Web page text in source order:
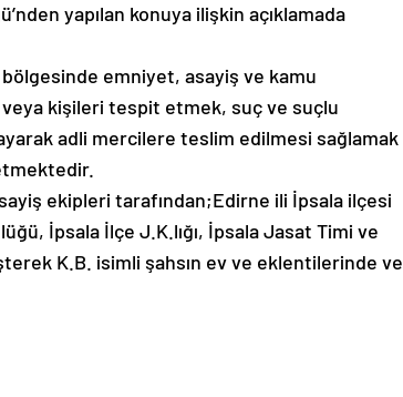
yapılan konuya ilişkin açıklamada
bölgesinde emniyet, asayiş ve kamu
veya kişileri tespit etmek, suç ve suçlu
adli mercilere teslim edilmesi sağlamak
ekipleri tarafından;Edirne ili İpsala ilçesi
İpsala İlçe J.K.lığı, İpsala Jasat Timi ve
K.B. isimli şahsın ev ve eklentilerinde ve